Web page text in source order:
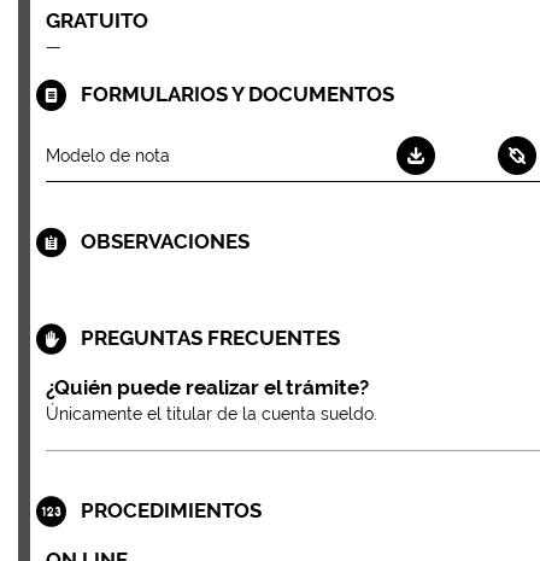
GRATUITO
—
FORMULARIOS Y DOCUMENTOS
Modelo de nota
OBSERVACIONES
PREGUNTAS FRECUENTES
¿Quién puede realizar el trámite?
Únicamente el titular de la cuenta sueldo.
PROCEDIMIENTOS